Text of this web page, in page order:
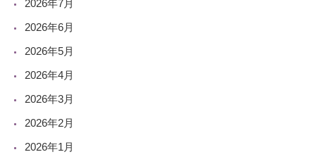
2026年7月
2026年6月
2026年5月
2026年4月
2026年3月
2026年2月
2026年1月